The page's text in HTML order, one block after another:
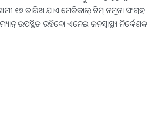
୧୭ ତାରିଖ ଯାଏ ମେଡିକାଲ୍ ଟିମ୍ ନମୁନା ସଂଗ୍ରହ
ଉପସ୍ଥିତ ରହିବେ। ଏନେଇ ଜନସ୍ୱାସ୍ଥ୍ୟ ନିର୍ଦ୍ଦେଶକ